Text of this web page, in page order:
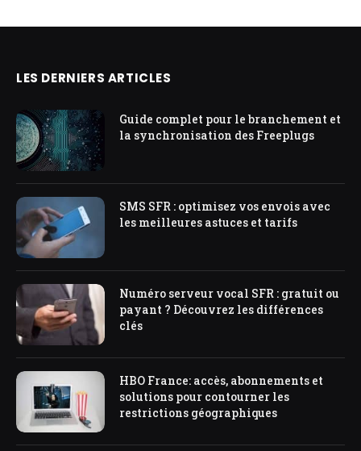
LES DERNIERS ARTICLES
Guide complet pour le branchement et
la synchronisation des Freeplugs
SMS SFR : optimisez vos envois avec
les meilleures astuces et tarifs
Numéro serveur vocal SFR : gratuit ou
payant ? Découvrez les différences
clés
HBO France: accès, abonnements et
solutions pour contourner les
restrictions géographiques